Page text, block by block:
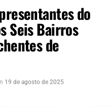
do
Seis Bairros
de
19 de agosto de 2025